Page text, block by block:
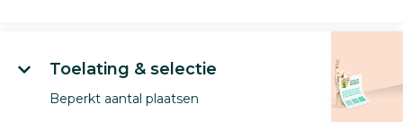
Toelating & selectie
Beperkt aantal plaatsen